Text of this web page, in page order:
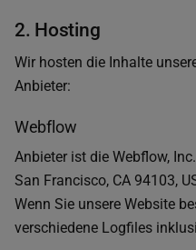
2. Hosting
Wir hosten die Inhalte
Anbieter:
Webflow
Anbieter ist die Webflow,
San Francisco, CA 94103,
Wenn Sie unsere Website
verschiedene Logfiles